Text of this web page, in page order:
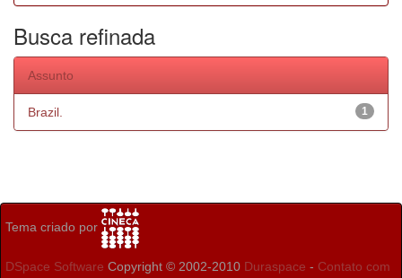
Busca refinada
Assunto
1
Brazil.
Tema criado por
DSpace Software Copyright © 2002-2010 Duraspace - Contato com